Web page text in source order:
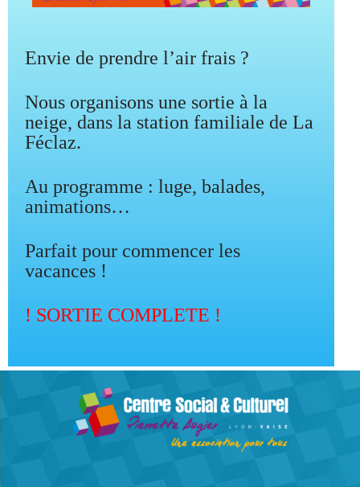
Envie de prendre l’air frais ?
Nous organisons une sortie à la
neige, dans la station familiale de La
Féclaz.
Au programme : luge, balades,
animations…
Parfait pour commencer les
vacances !
! SORTIE COMPLETE !